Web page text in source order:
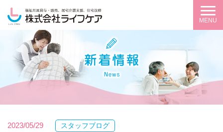
MENU
2023/05/29 スタッフブログ